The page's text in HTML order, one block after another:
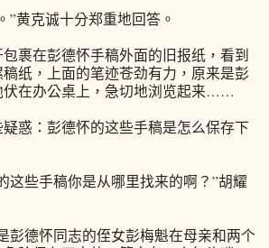
克诚十分郑重地回答。
在彭德怀手稿外面的旧报纸，看到
纸，上面的笔迹苍劲有力，原来是彭
伏在办公桌上，急切地浏览起来……
：彭德怀的这些手稿是怎么保存下
些手稿你是从哪里找来的啊？”胡耀
德怀同志的侄女彭梅魁在母亲和两个